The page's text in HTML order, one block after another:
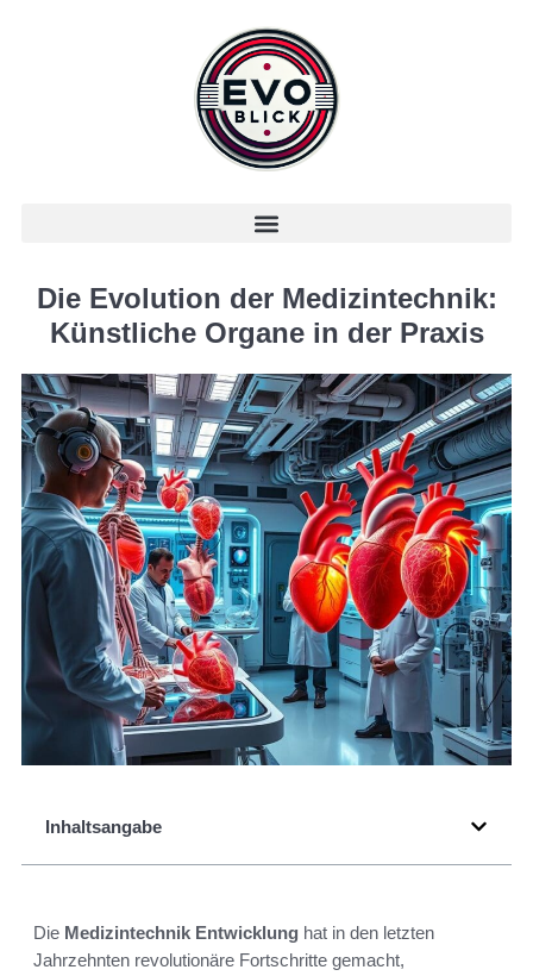
Die Evolution der Medizintechnik:
Künstliche Organe in der Praxis
Inhaltsangabe
Die Medizintechnik Entwicklung hat in den letzten
Jahrzehnten revolutionäre Fortschritte gemacht,